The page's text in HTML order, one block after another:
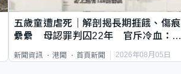
五歲童遭虐死｜解剖揭長期捱餓、傷痕
纍纍 母認罪判囚22年 官斥冷血：同
新聞資訊 港聞 首頁新聞 2026年08月05日